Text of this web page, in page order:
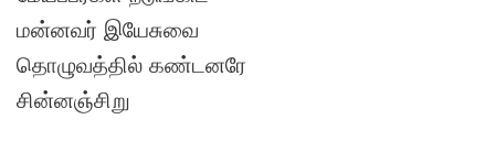
மன்னவர் இயேசுவை
தொழுவத்தில் கண்டனரே
சின்னஞ்சிறு